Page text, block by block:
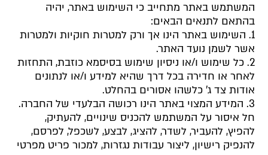
המשתמש באתר מתחייב כי השימוש באתר, יהיה
בהתאם לתנאים הבאים:
1. השימוש באתר הינו אך ורק למטרות חוקיות ולמטרות
אשר לשמן נועד האתר.
2. כל שימוש ו/או ניסיון שימוש בסיסמא כוזבת, התחזות
לאחר או חדירה בכל דרך שהיא למידע ו/או לנתונים
אודות צד ג' כלשהו אסורים בהחלט.
3. המידע המצוי באתר הינו רכושה הבלעדי של החברה.
חל איסור על המשתמש להכניס שינויים, להעתיק,
להפיץ, להעביר, לשדר, להציג, לבצע, לשכפל, לפרסם,
להנפיק רישיון, ליצור עבודות נגזרות, למכור פריט מפרטי